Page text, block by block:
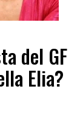
del GF
Elia?